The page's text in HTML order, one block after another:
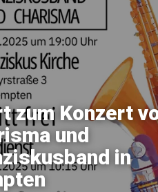
zum Konzert
und
in